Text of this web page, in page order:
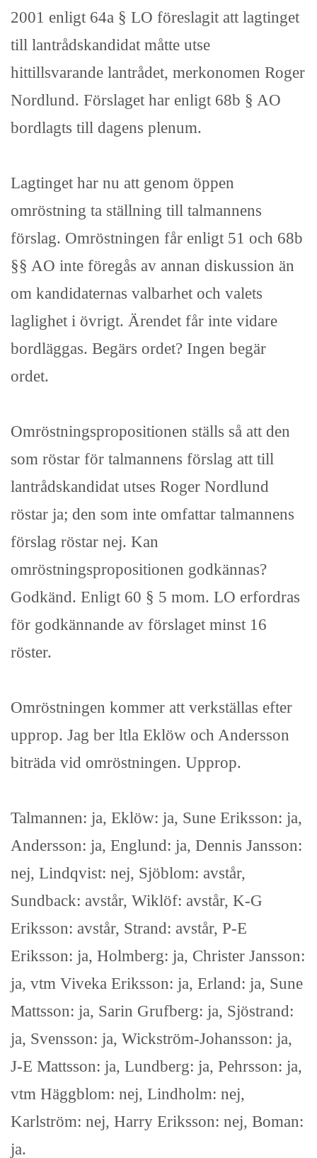
2001 enligt 64a § LO föreslagit att lagtinget
till lantrådskandidat måtte utse
hittillsvarande lantrådet, merkonomen Roger
Nordlund. Förslaget har enligt 68b § AO
bordlagts till dagens plenum.
Lagtinget har nu att genom öppen
omröstning ta ställning till talmannens
förslag. Omröstningen får enligt 51 och 68b
§§ AO inte föregås av annan diskussion än
om kandidaternas valbarhet och valets
laglighet i övrigt. Ärendet får inte vidare
bordläggas. Begärs ordet? Ingen begär
ordet.
Omröstningspropositionen ställs så att den
som röstar för talmannens förslag att till
lantrådskandidat utses Roger Nordlund
röstar ja; den som inte omfattar talmannens
förslag röstar nej. Kan
omröstningspropositionen godkännas?
Godkänd. Enligt 60 § 5 mom. LO erfordras
för godkännande av förslaget minst 16
röster.
Omröstningen kommer att verkställas efter
upprop. Jag ber ltla Eklöw och Andersson
biträda vid omröstningen. Upprop.
Talmannen: ja, Eklöw: ja, Sune Eriksson: ja,
Andersson: ja, Englund: ja, Dennis Jansson:
nej, Lindqvist: nej, Sjöblom: avstår,
Sundback: avstår, Wiklöf: avstår, K-G
Eriksson: avstår, Strand: avstår, P-E
Eriksson: ja, Holmberg: ja, Christer Jansson:
ja, vtm Viveka Eriksson: ja, Erland: ja, Sune
Mattsson: ja, Sarin Grufberg: ja, Sjöstrand:
ja, Svensson: ja, Wickström-Johansson: ja,
J-E Mattsson: ja, Lundberg: ja, Pehrsson: ja,
vtm Häggblom: nej, Lindholm: nej,
Karlström: nej, Harry Eriksson: nej, Boman:
ja.